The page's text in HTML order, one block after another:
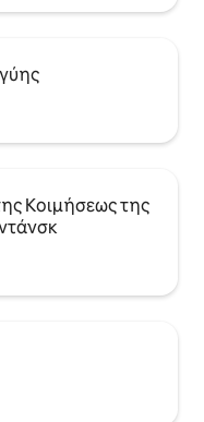
Κοιμήσεως της